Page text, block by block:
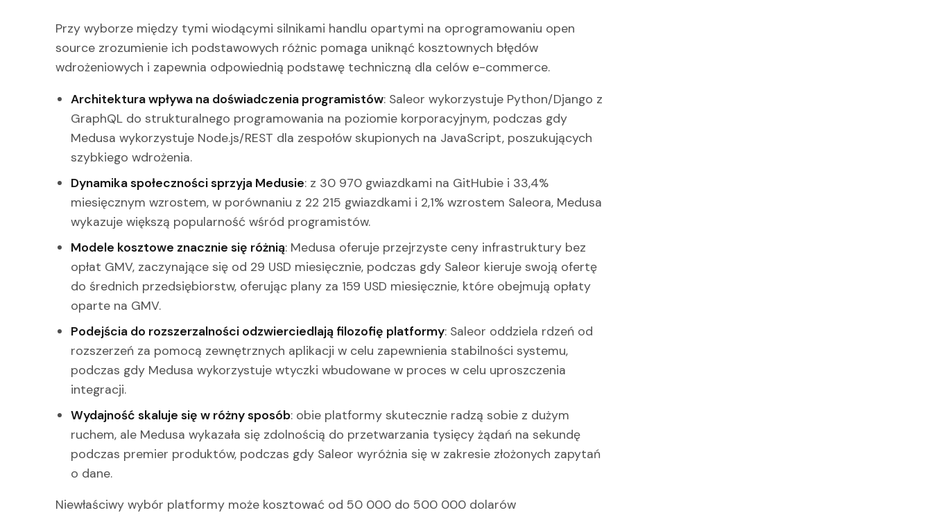
Przy wyborze między tymi wiodącymi silnikami handlu opartymi na oprogramowaniu open
source zrozumienie ich podstawowych różnic pomaga uniknąć kosztownych błędów
wdrożeniowych i zapewnia odpowiednią podstawę techniczną dla celów e-commerce.
Architektura wpływa na doświadczenia programistów: Saleor wykorzystuje Python/Django z
GraphQL do strukturalnego programowania na poziomie korporacyjnym, podczas gdy
Medusa wykorzystuje Node.js/REST dla zespołów skupionych na JavaScript, poszukujących
szybkiego wdrożenia.
Dynamika społeczności sprzyja Medusie: z 30 970 gwiazdkami na GitHubie i 33,4%
miesięcznym wzrostem, w porównaniu z 22 215 gwiazdkami i 2,1% wzrostem Saleora, Medusa
wykazuje większą popularność wśród programistów.
Modele kosztowe znacznie się różnią: Medusa oferuje przejrzyste ceny infrastruktury bez
opłat GMV, zaczynające się od 29 USD miesięcznie, podczas gdy Saleor kieruje swoją ofertę
do średnich przedsiębiorstw, oferując plany za 159 USD miesięcznie, które obejmują opłaty
oparte na GMV.
Podejścia do rozszerzalności odzwierciedlają filozofię platformy: Saleor oddziela rdzeń od
rozszerzeń za pomocą zewnętrznych aplikacji w celu zapewnienia stabilności systemu,
podczas gdy Medusa wykorzystuje wtyczki wbudowane w proces w celu uproszczenia
integracji.
Wydajność skaluje się w różny sposób: obie platformy skutecznie radzą sobie z dużym
ruchem, ale Medusa wykazała się zdolnością do przetwarzania tysięcy żądań na sekundę
podczas premier produktów, podczas gdy Saleor wyróżnia się w zakresie złożonych zapytań
o dane.
Niewłaściwy wybór platformy może kosztować od 50 000 do 500 000 dolarów